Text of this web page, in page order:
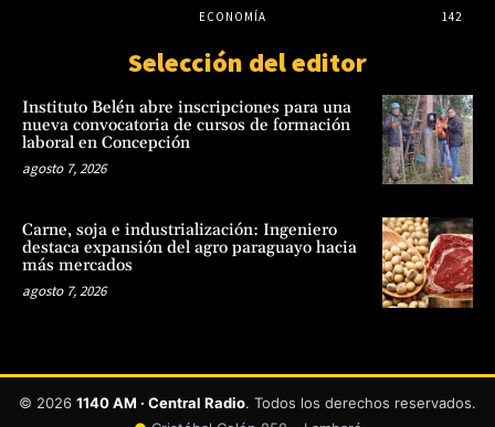
ECONOMÍA
142
Selección del editor
Instituto Belén abre inscripciones para una
nueva convocatoria de cursos de formación
laboral en Concepción
agosto 7, 2026
Carne, soja e industrialización: Ingeniero
destaca expansión del agro paraguayo hacia
más mercados
agosto 7, 2026
© 2026 1140 AM · Central Radio. Todos los derechos reservados.